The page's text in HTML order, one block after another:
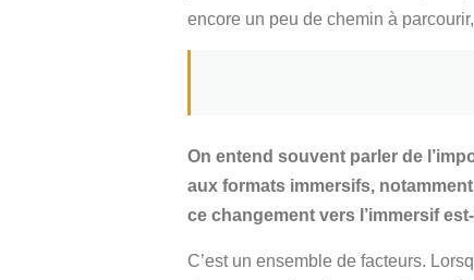
encore un peu de chemin à
On entend souvent parler de
aux formats immersifs,
ce changement vers l’immersif
C’est un ensemble de facteurs.